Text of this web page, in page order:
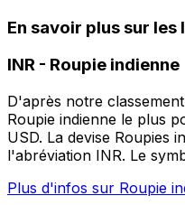
En savoir plus sur les
INR - Roupie indienne
D'après notre
Roupie indienne le plus
USD. La devise Roupies
l'abréviation INR. Le
Plus d'infos sur Roupie